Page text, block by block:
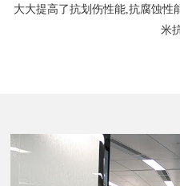
大大提高了抗划伤性能,抗腐蚀性
米